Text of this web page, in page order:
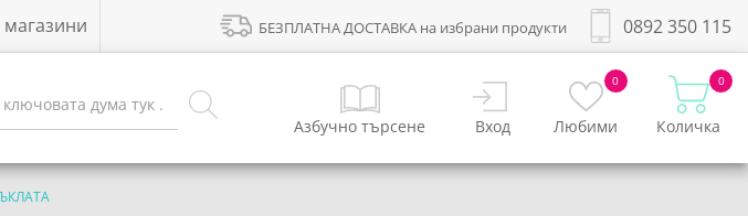
0892 350 115
БЕЗПЛАТНА ДОСТАВКА на избрани продукти
Азбучно търсене Вход
0
Любими
0
Количка